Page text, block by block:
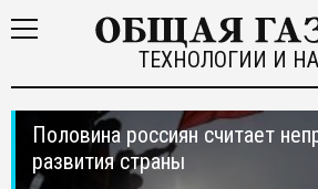
ТЕХНОЛОГИИ И
Половина россиян считает
развития страны